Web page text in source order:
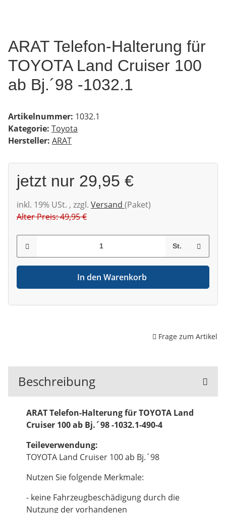
ARAT Telefon-Halterung für
TOYOTA Land Cruiser 100
ab Bj.´98 -1032.1
Artikelnummer: 1032.1
Kategorie: Toyota
Hersteller: ARAT
jetzt nur 29,95 €
inkl. 19% USt. , zzgl. Versand (Paket)
Alter Preis: 49,95 €
St.
In den Warenkorb
Frage zum Artikel
Beschreibung
ARAT Telefon-Halterung für TOYOTA Land
Cruiser 100 ab Bj.´98 -1032.1-490-4
Teileverwendung:
TOYOTA Land Cruiser 100 ab Bj.´98
Nutzen Sie folgende Merkmale:
- keine Fahrzeugbeschädigung durch die
Nutzung der vorhandenen